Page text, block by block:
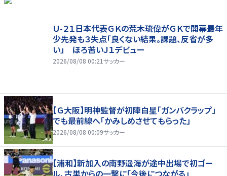
Ｕ-２１日本代表ＧＫの荒木琉偉がＧＫで開幕最年
少先発も３失点「良くない結果。課題、反省が多
い」 ほろ苦いＪ１デビュー
2026/08/08 00:21サッカー
【Ｇ大阪】明神監督が初陣白星「ガンバクラップ」
でも最前線へ「かみしめさせてもらった」
2026/08/08 00:09サッカー
【浦和】新加入の南野遥海が途中出場で初ゴー